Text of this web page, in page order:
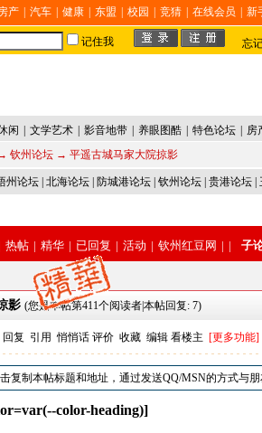
产 汽车 健康 东盟 校园 竞猜 在线会员 新
记住我 忘
闲 文学艺术 影音地带 养眼图酷 特色论坛 房
钦州论坛 → 平遥古城马家大院掠影
州论坛 北海论坛 防城港论坛 钦州论坛 贵港论坛
热帖 | 精华 | 已回复 | 活动 | 钦州红豆网 | | 子
影 (您是本帖第411个阅读者|本帖回复: 7)
回复 引用 悄悄话 评价 收藏 编辑 看楼主 [更多功能]
复制本帖标题和地址，通过发送QQ/MSN的方式与朋
color-heading)]